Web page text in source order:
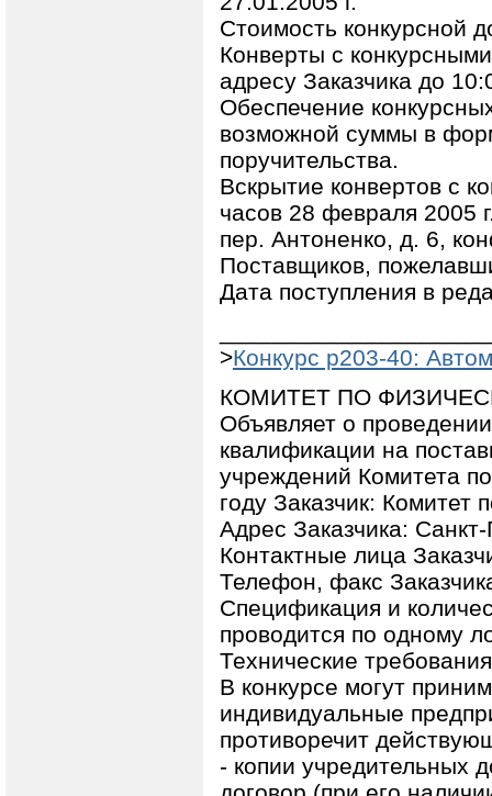
Стоимость конкурсной
Конверты с
адресу Заказчика до
Обеспечение
возможной суммы в
поручительства.
Вскрытие конвертов с
часов 28 февраля 2005
пер. Антоненко, д. 6,
Поставщиков,
Дата поступления в
>Конкурс p203-40:
КОМИТЕТ ПО
Объявляет о
квалификации на
учреждений Комитета
году Заказчик: Комитет
Адрес Заказчика:
Контактные лица
Телефон, факс
Спецификация и
проводится по одному
Технические
В конкурсе могут
индивидуальные
противоречит
- копии учредительных